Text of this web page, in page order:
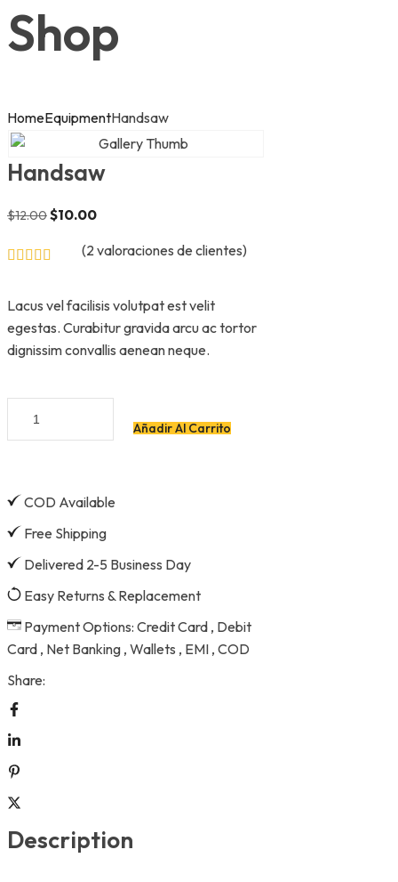
Shop
HomeEquipmentHandsaw
Handsaw
$12.00Original
$10.00
is:
(2 valoraciones de clientes)
Lacus vel facilisis volutpat est velit
egestas. Curabitur gravida arcu ac tortor
dignissim convallis aenean neque.
quantity
Añadir Al Carrito
COD Available
Free Shipping
Delivered 2-5 Business Day
Easy Returns & Replacement
Payment Options: Credit Card , Debit
Card , Net Banking , Wallets , EMI , COD
Share:
Description